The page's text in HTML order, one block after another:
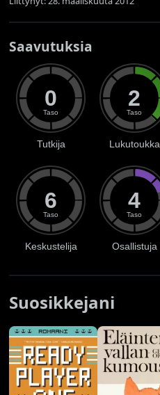
Saavutuksia
0
Taso
Tutkija
2
Taso
Lukutoukka
6
Taso
Keskustelija
4
Taso
Osallistuja
Suosikkejani